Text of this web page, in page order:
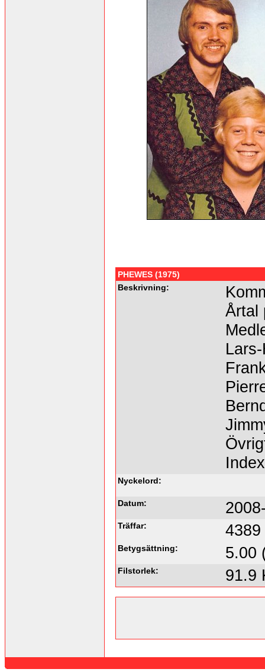
PHEWES (1975)
Beskrivning:
Årtal
Nyckelord:
Datum:
Träffar: 4389
Betygsättning: 5.00
Filstorlek: 91.9